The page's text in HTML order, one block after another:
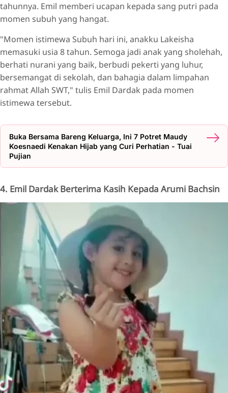
tahunnya. Emil memberi ucapan kepada sang putri pada
momen subuh yang hangat.
"Momen istimewa Subuh hari ini, anakku Lakeisha
memasuki usia 8 tahun. Semoga jadi anak yang sholehah,
berhati nurani yang baik, berbudi pekerti yang luhur,
bersemangat di sekolah, dan bahagia dalam limpahan
rahmat Allah SWT," tulis Emil Dardak pada momen
istimewa tersebut.
Buka Bersama Bareng Keluarga, Ini 7 Potret Maudy
Koesnaedi Kenakan Hijab yang Curi Perhatian - Tuai
Pujian
4. Emil Dardak Berterima Kasih Kepada Arumi Bachsin